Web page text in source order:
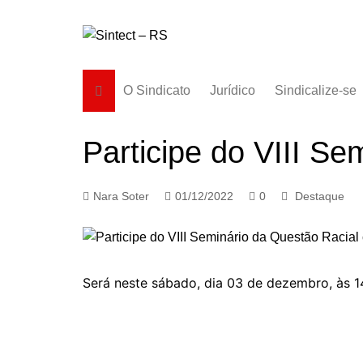
O Sindicato
História
Subsedes
Jurídico Sindicalize-se
Participe do VIII
Nara Soter 01/12/2022 0 Destaque
Será neste sábado, dia 03 de dezembro, às